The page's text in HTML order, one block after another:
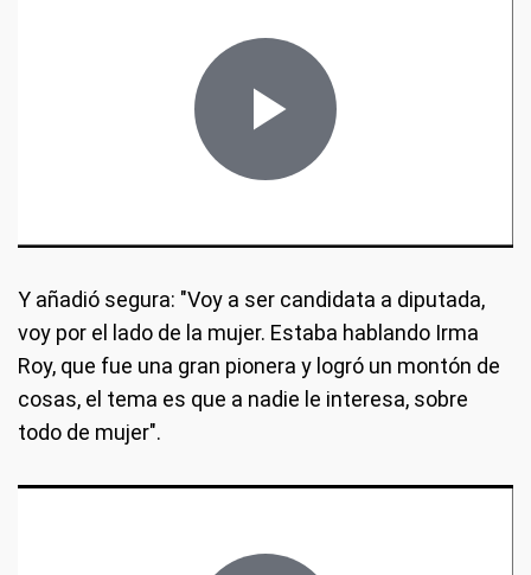
Y añadió segura: "Voy a ser candidata a diputada,
voy por el lado de la mujer. Estaba hablando Irma
Roy, que fue una gran pionera y logró un montón de
cosas, el tema es que a nadie le interesa, sobre
todo de mujer".